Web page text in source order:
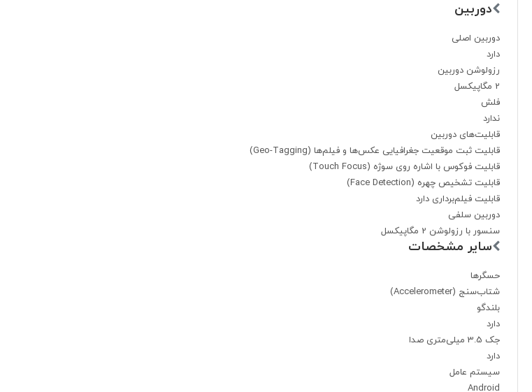
دوربین
دوربین اصلی
دارد
رزولوشن دوربین
2 مگاپیکسل
فلش
ندارد
قابلیت‌های دوربین
قابلیت ثبت موقعیت جغرافیایی عکس‌ها و فیلم‌ها (Geo-Tagging)
قابلیت فوکوس با اشاره روی سوژه (Touch Focus)
قابلیت تشخیص چهره (Face Detection)
قابلیت فیلم‌برداری دارد
دوربین سلفی
سنسور با رزولوشن 2 مگاپیکسل
سایر مشخصات
حسگرها
شتاب‌سنج (Accelerometer)
بلندگو
دارد
جک 3.5 میلی‌متری صدا
دارد
سیستم عامل
Android